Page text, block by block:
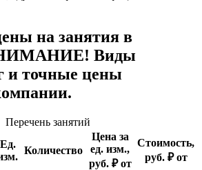
на занятия в
Виды
и точные цены
Перечень занятий
Ед.
Количество
Цена за
ед. изм.,
руб. ₽ от
Стоимость,
руб. ₽ от